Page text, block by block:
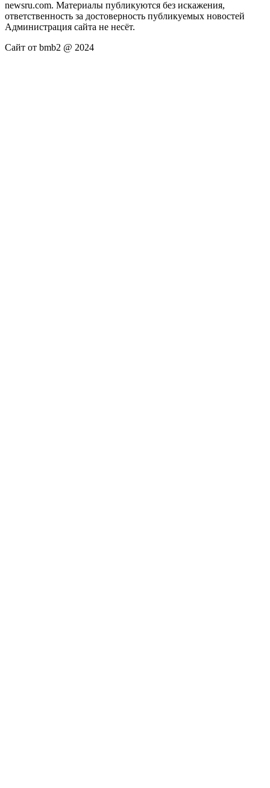
newsru.com. Материалы публикуются без искажения,
ответственность за достоверность публикуемых новостей
Администрация сайта не несёт.
Сайт от bmb2 @ 2024